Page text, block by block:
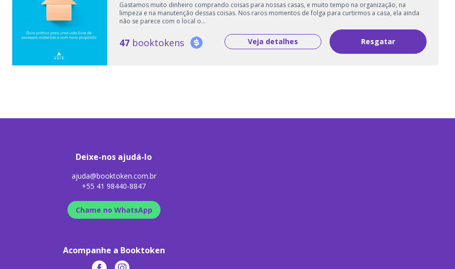
Gastamos muito dinheiro comprando coisas para nossas casas, e muito tempo na organização, na
limpeza e na manutenção dessas coisas. Nos raros momentos de folga para curtirmos a casa, ela ainda
não se parece com o local o...
47 booktokens Veja detalhes Resgatar
Deixe-nos ajudá-lo
ajuda@booktoken.com.br
+55 41 98440-8847
Chame no WhatsApp
Acompanhe a Booktoken